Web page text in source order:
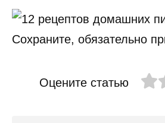
Оцените статью